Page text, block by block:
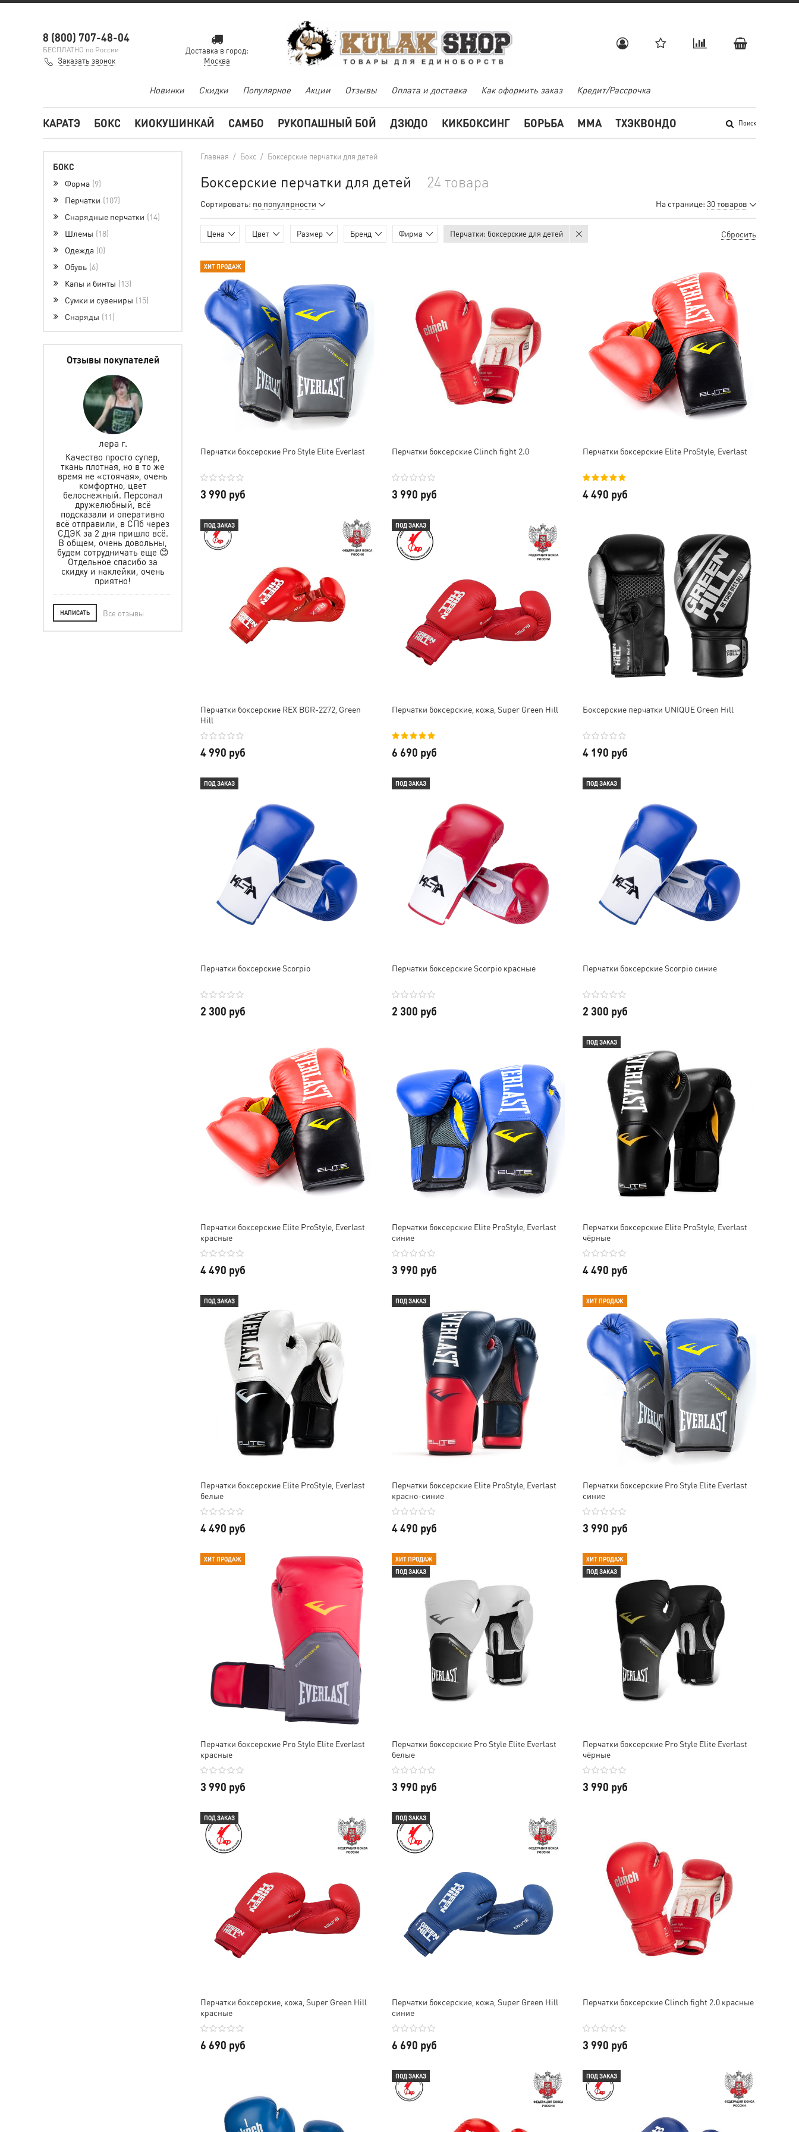
8 (800) 707-48-04
БЕСПЛАТНО по России
Заказать звонок
Доставка в город:
Москва
Новинки Скидки Популярное Акции Отзывы Оплата и доставка Как оформить заказ Кредит/Рассрочка
Поиск
КАРАТЭ БОКС КИОКУШИНКАЙ САМБО РУКОПАШНЫЙ БОЙ ДЗЮДО КИКБОКСИНГ БОРЬБА MMA ТХЭКВОНДО
Главная / Бокс / Боксерские перчатки для детей
Боксерские перчатки для детей 24 товара
Сортировать: по популярности На странице: 30 товаров
Цена Цвет Размер Бренд Фирма Перчатки: боксерские для детей Сбросить
ХИТ ПРОДАЖ
Перчатки боксерские Pro Style Elite Everlast
3 990 руб
Перчатки боксерские Clinch fight 2.0
3 990 руб
Перчатки боксерские Elite ProStyle, Everlast
4 490 руб
ПОД ЗАКАЗ
Перчатки боксерские REX BGR-2272, Green
Hill
4 990 руб
ПОД ЗАКАЗ
Перчатки боксерские, кожа, Super Green Hill
6 690 руб
Боксерские перчатки UNIQUE Green Hill
4 190 руб
ПОД ЗАКАЗ
Перчатки боксерские Scorpio
2 300 руб
ПОД ЗАКАЗ
Перчатки боксерские Scorpio красные
2 300 руб
ПОД ЗАКАЗ
Перчатки боксерские Scorpio синие
2 300 руб
Перчатки боксерские Elite ProStyle, Everlast
красные
4 490 руб
Перчатки боксерские Elite ProStyle, Everlast
синие
3 990 руб
ПОД ЗАКАЗ
Перчатки боксерские Elite ProStyle, Everlast
чёрные
4 490 руб
ПОД ЗАКАЗ
Перчатки боксерские Elite ProStyle, Everlast
белые
4 490 руб
ПОД ЗАКАЗ
Перчатки боксерские Elite ProStyle, Everlast
красно-синие
4 490 руб
ХИТ ПРОДАЖ
Перчатки боксерские Pro Style Elite Everlast
синие
3 990 руб
ХИТ ПРОДАЖ
Перчатки боксерские Pro Style Elite Everlast
красные
3 990 руб
ХИТ ПРОДАЖ
ПОД ЗАКАЗ
Перчатки боксерские Pro Style Elite Everlast
белые
3 990 руб
ХИТ ПРОДАЖ
ПОД ЗАКАЗ
Перчатки боксерские Pro Style Elite Everlast
чёрные
3 990 руб
ПОД ЗАКАЗ
Перчатки боксерские, кожа, Super Green Hill
красные
6 690 руб
ПОД ЗАКАЗ
Перчатки боксерские, кожа, Super Green Hill
синие
6 690 руб
Перчатки боксерские Clinch fight 2.0 красные
3 990 руб
ПОД ЗАКАЗ ПОД ЗАКАЗ
БОКС
Форма 9
Перчатки 107
Снарядные перчатки 14
Шлемы 18
Одежда 0
Обувь 6
Капы и бинты 13
Сумки и сувениры 15
Снаряды 11
Отзывы покупателей
лера г.
Качество просто супер,
ткань плотная, но в то же
время не «стоячая», очень
комфортно, цвет
белоснежный. Персонал
дружелюбный, всё
подсказали и оперативно
всё отправили, в СПб через
СДЭК за 2 дня пришло всё.
В общем, очень довольны,
будем сотрудничать еще 😊
Отдельное спасибо за
скидку и наклейки, очень
приятно!
шлем для мальчика, все
подошло. Спасибо за
быструю доставку, за
очень рад. Желаем Вам
много клиентов, а мы уже в
их числе.
Заказываю не первый
отличное🥰🥰В этот раз
Заказываем не первый раз
все хорошего качества,
НАПИСАТЬ Все отзывы